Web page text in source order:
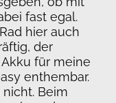
fast egal.
hier auch
der
für meine
enthembar.
Beim